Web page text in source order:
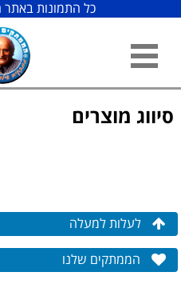
כל התמונות
סיווג מוצרים
לעלות למעלה
הממתקים שלנו